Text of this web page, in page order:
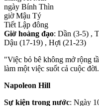
ngày Bính Thìn
giờ Mậu Tý
Tiết Lập đông
Giờ hoàng đạo: Dần (3-5) ,
Dậu (17-19) , Hợi (21-23)
"Việc bỏ bê không mở rộng
làm một việc suốt cả cuộc
Napoleon Hill
Sự kiện trong nước: Ngày